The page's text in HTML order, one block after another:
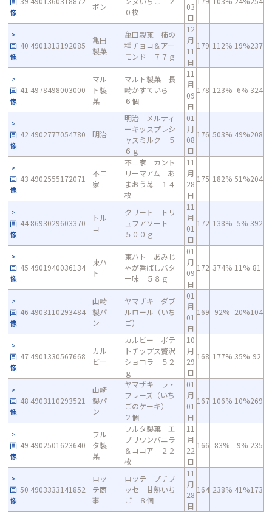
像
ボン
０枚
03
日
画
像
40 4901313192085
亀田
製菓
亀田製菓 柿の
種チョコ＆アー
モンド ７７ｇ
12
月
11
日
179 112% 19%237
画
像
41 4978498003000
マル
ト製
菓
マルト製菓 長
崎かすていら
６個
11
月
09
日
178 123% 6% 324
画
像
42 4902777054780 明治
明治 メルティ
ーキッスプレシ
ャスミルク ５
６ｇ
01
月
08
日
176 503% 49%208
画
像
43 4902555172071
不二
家
不二家 カント
リーマアム あ
まおう苺 １４
枚
11
月
28
日
175 182% 51%204
画
像
44 8693029603370
トル
コ
クリート トリ
ュフアソート
５００ｇ
11
月
01
日
172 138% 5% 392
画
像
45 4901940036134
東ハ
ト
東ハト あみじ
ゃが香ばしバタ
ー味 ５８ｇ
01
月
09
日
172 374% 11% 81
画
像
46 4903110293484
山崎
製パ
ン
ヤマザキ ダブ
ルロール（いち
ご）
01
月
01
日
169 92% 20%104
画
像
47 4901330567668
カル
ビー
カルビー ポテ
トチップス贅沢
ショコラ ５２
ｇ
10
月
29
日
168 177% 35% 92
画
像
48 4903110293521
山崎
製パ
ン
ヤマザキ ラ・
フレーズ（いち
ごのケーキ）
２個
01
月
01
日
167 106% 10%269
画
像
49 4902501623640
フル
タ製
菓
フルタ製菓 エ
ブリワンバニラ
＆ココア ２２
枚
11
月
22
日
166 83% 9% 235
画
像
50 4903333141852
ロッ
テ商
事
ロッテ プチブ
ッセ 甘熟いち
ご ８個
11
月
28
日
164 238% 41%173